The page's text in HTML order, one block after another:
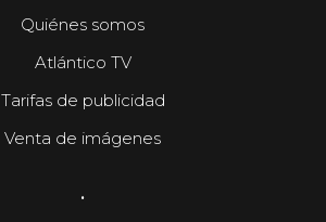
Quiénes somos
Atlántico TV
Tarifas de publicidad
Venta de imágenes
.